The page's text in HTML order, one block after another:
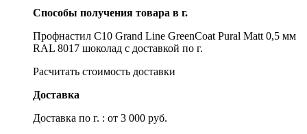
Способы получения товара в г.
Профнастил С10 Grand Line GreenCoat Pural Matt 0,5 мм
RAL 8017 шоколад с доставкой по г.
Расчитать стоимость доставки
Доставка
Доставка по г. : от 3 000 руб.